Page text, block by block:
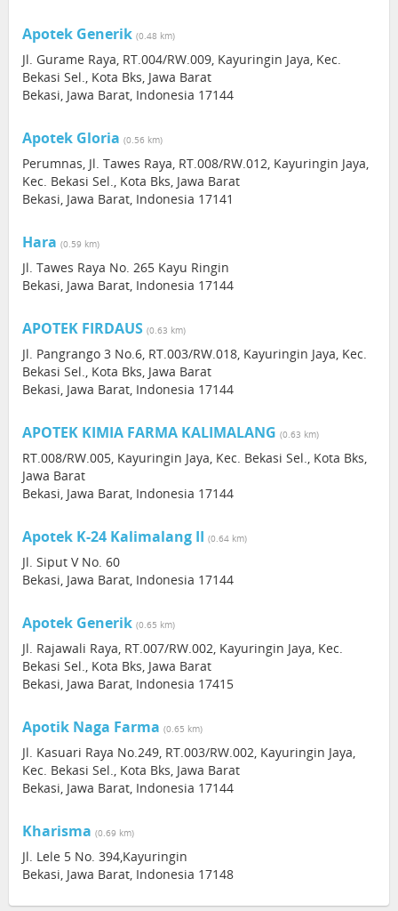
Apotek Generik (0.48 km)
Jl. Gurame Raya, RT.004/RW.009, Kayuringin Jaya, Kec.
Bekasi Sel., Kota Bks, Jawa Barat
Bekasi, Jawa Barat, Indonesia 17144
Apotek Gloria (0.56 km)
Perumnas, Jl. Tawes Raya, RT.008/RW.012, Kayuringin Jaya,
Kec. Bekasi Sel., Kota Bks, Jawa Barat
Bekasi, Jawa Barat, Indonesia 17141
Hara (0.59 km)
Jl. Tawes Raya No. 265 Kayu Ringin
Bekasi, Jawa Barat, Indonesia 17144
APOTEK FIRDAUS (0.63 km)
Jl. Pangrango 3 No.6, RT.003/RW.018, Kayuringin Jaya, Kec.
Bekasi Sel., Kota Bks, Jawa Barat
Bekasi, Jawa Barat, Indonesia 17144
APOTEK KIMIA FARMA KALIMALANG (0.63 km)
RT.008/RW.005, Kayuringin Jaya, Kec. Bekasi Sel., Kota Bks,
Jawa Barat
Bekasi, Jawa Barat, Indonesia 17144
Apotek K-24 Kalimalang II (0.64 km)
Jl. Siput V No. 60
Bekasi, Jawa Barat, Indonesia 17144
Apotek Generik (0.65 km)
Jl. Rajawali Raya, RT.007/RW.002, Kayuringin Jaya, Kec.
Bekasi Sel., Kota Bks, Jawa Barat
Bekasi, Jawa Barat, Indonesia 17415
Apotik Naga Farma (0.65 km)
Jl. Kasuari Raya No.249, RT.003/RW.002, Kayuringin Jaya,
Kec. Bekasi Sel., Kota Bks, Jawa Barat
Bekasi, Jawa Barat, Indonesia 17144
Kharisma (0.69 km)
Jl. Lele 5 No. 394,Kayuringin
Bekasi, Jawa Barat, Indonesia 17148